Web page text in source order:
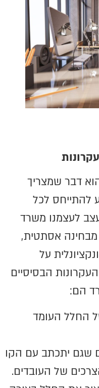
דבר שמצריך
להתייחס לכל
לעצמנו משרד
מבחינה אסתטית,
על
הבסיסיים
הם:
החלל העומד
שגם יתכתב עם הקו
של העובדים.